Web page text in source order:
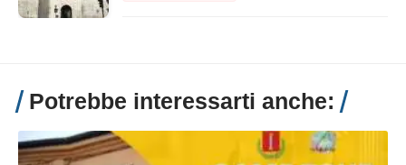
Potrebbe interessarti anche: